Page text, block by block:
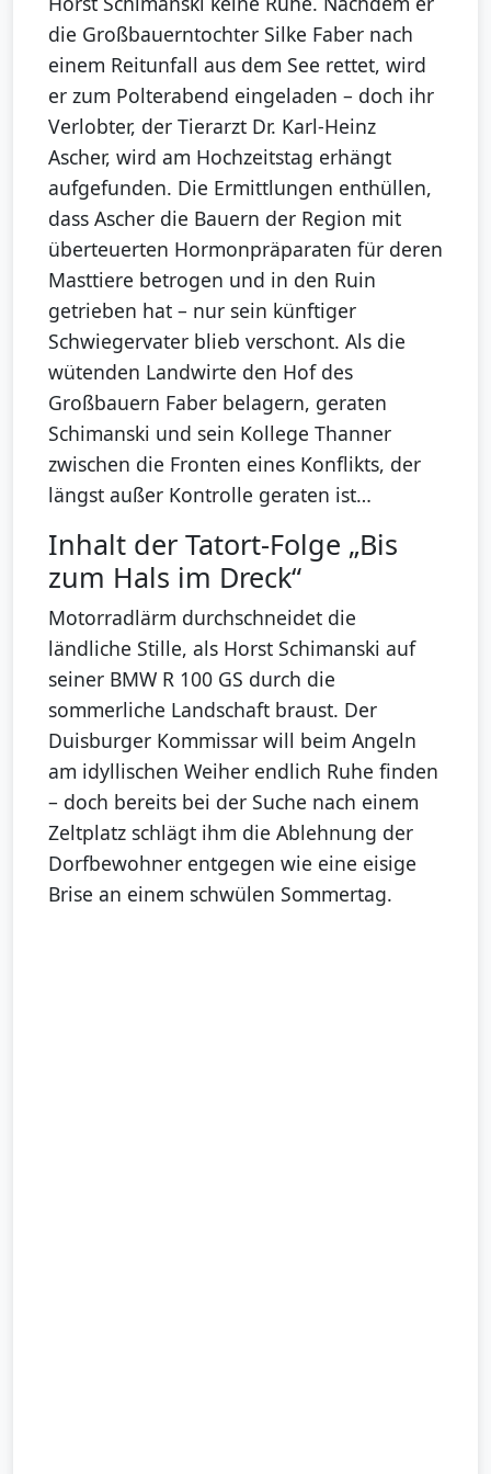
die Großbauerntochter Silke Faber nach
einem Reitunfall aus dem See rettet, wird
er zum Polterabend eingeladen – doch ihr
Verlobter, der Tierarzt Dr. Karl-Heinz
Ascher, wird am Hochzeitstag erhängt
aufgefunden. Die Ermittlungen enthüllen,
dass Ascher die Bauern der Region mit
überteuerten Hormonpräparaten für deren
Masttiere betrogen und in den Ruin
getrieben hat – nur sein künftiger
Schwiegervater blieb verschont. Als die
wütenden Landwirte den Hof des
Großbauern Faber belagern, geraten
Schimanski und sein Kollege Thanner
zwischen die Fronten eines Konflikts, der
längst außer Kontrolle geraten ist…
Inhalt der Tatort-Folge „Bis
zum Hals im Dreck“
Motorradlärm durchschneidet die
ländliche Stille, als Horst Schimanski auf
seiner BMW R 100 GS durch die
sommerliche Landschaft braust. Der
Duisburger Kommissar will beim Angeln
am idyllischen Weiher endlich Ruhe finden
– doch bereits bei der Suche nach einem
Zeltplatz schlägt ihm die Ablehnung der
Dorfbewohner entgegen wie eine eisige
Brise an einem schwülen Sommertag.